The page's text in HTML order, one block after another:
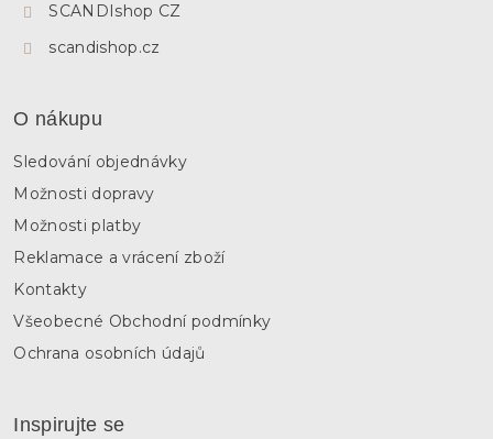
SCANDIshop CZ
scandishop.cz
O nákupu
Sledování objednávky
Možnosti dopravy
Možnosti platby
Reklamace a vrácení zboží
Kontakty
Všeobecné Obchodní podmínky
Ochrana osobních údajů
Inspirujte se